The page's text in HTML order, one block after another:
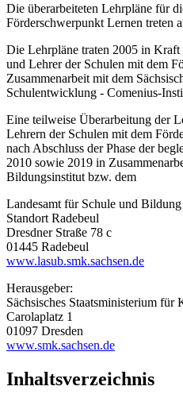
Die überarbeiteten Lehrpläne für
Förderschwerpunkt Lernen treten
Die Lehrpläne traten 2005 in
und Lehrer der Schulen mit dem
Zusammenarbeit mit dem
Schulentwicklung - Comenius-
Eine teilweise Überarbeitung der
Lehrern der Schulen mit dem
nach Abschluss der Phase der
2010 sowie 2019 in
Bildungsinstitut bzw. dem
Landesamt für Schule und Bildung
Standort Radebeul
Dresdner Straße 78 c
01445 Radebeul
www.lasub.smk.sachsen.de
Herausgeber:
Sächsisches Staatsministerium für
Carolaplatz 1
01097 Dresden
www.smk.sachsen.de
Inhaltsverzeichnis